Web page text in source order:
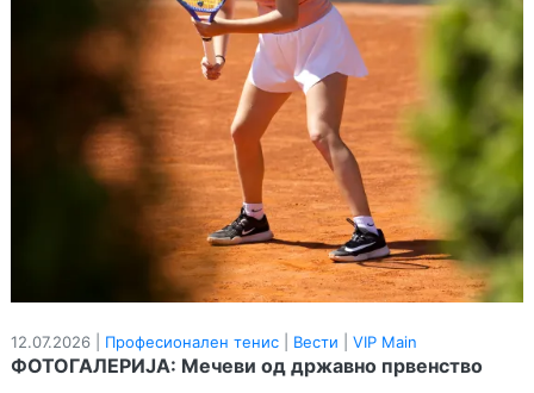
12.07.2026 | Професионален тенис Вести VIP Main
ФОТОГАЛЕРИЈА: Мечеви од државно првенство